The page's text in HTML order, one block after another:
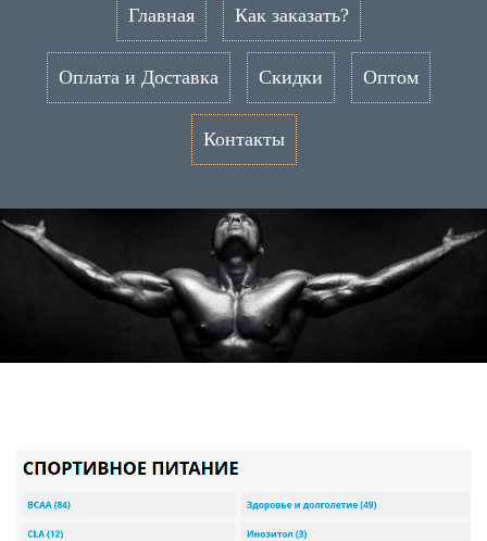
Главная Как заказать?
Оплата и Доставка Скидки Оптом
Контакты